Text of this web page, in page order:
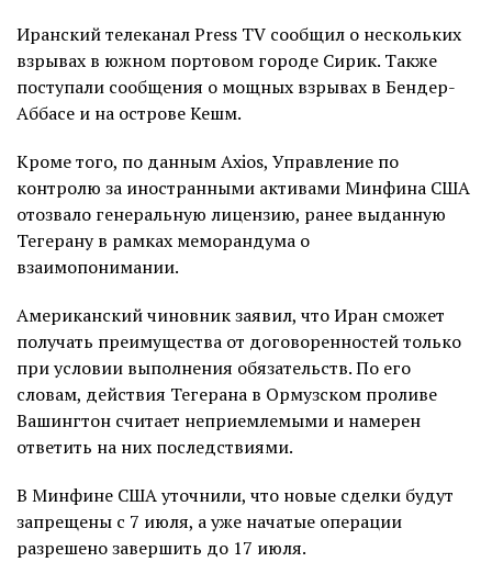
Иранский телеканал Press TV сообщил о нескольких
взрывах в южном портовом городе Сирик. Также
поступали сообщения о мощных взрывах в Бендер-
Аббасе и на острове Кешм.
Кроме того, по данным Axios, Управление по
контролю за иностранными активами Минфина США
отозвало генеральную лицензию, ранее выданную
Тегерану в рамках меморандума о
взаимопонимании.
Американский чиновник заявил, что Иран сможет
получать преимущества от договоренностей только
при условии выполнения обязательств. По его
словам, действия Тегерана в Ормузском проливе
Вашингтон считает неприемлемыми и намерен
ответить на них последствиями.
В Минфине США уточнили, что новые сделки будут
запрещены с 7 июля, а уже начатые операции
разрешено завершить до 17 июля.